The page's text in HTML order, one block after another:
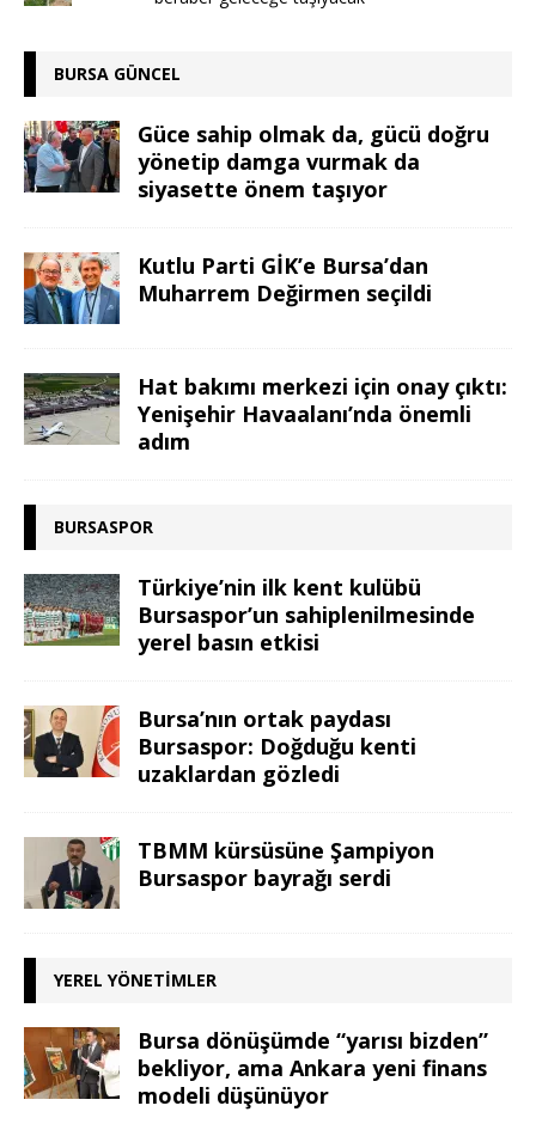
BURSA GÜNCEL
Güce sahip olmak da, gücü doğru
yönetip damga vurmak da
siyasette önem taşıyor
Kutlu Parti GİK’e Bursa’dan
Muharrem Değirmen seçildi
Hat bakımı merkezi için onay çıktı:
Yenişehir Havaalanı’nda önemli
adım
BURSASPOR
Türkiye’nin ilk kent kulübü
Bursaspor’un sahiplenilmesinde
yerel basın etkisi
Bursa’nın ortak paydası
Bursaspor: Doğduğu kenti
uzaklardan gözledi
TBMM kürsüsüne Şampiyon
Bursaspor bayrağı serdi
YEREL YÖNETIMLER
Bursa dönüşümde “yarısı bizden”
bekliyor, ama Ankara yeni finans
modeli düşünüyor